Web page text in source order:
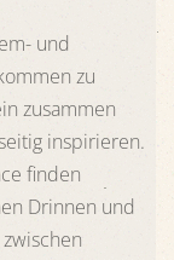
und
zu
zusammen
inspirieren.
finden
Drinnen und